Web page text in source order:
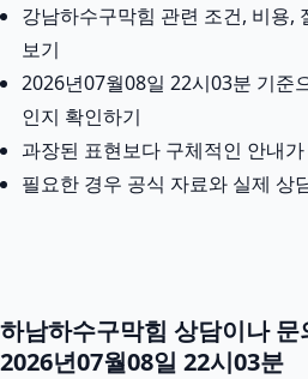
강남하수구막힘 관련 조건, 비용,
보기
2026년07월08일 22시03분 기준
인지 확인하기
과장된 표현보다 구체적인 안내
필요한 경우 공식 자료와 실제 상
하남하수구막힘 상담이나
2026년07월08일 22시03분